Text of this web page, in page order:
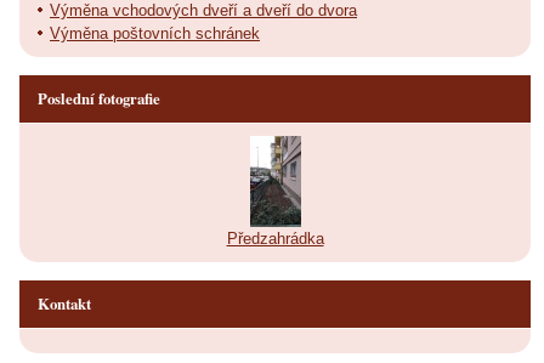
Výměna vchodových dveří a dveří do dvora
Výměna poštovních schránek
Poslední fotografie
Předzahrádka
Kontakt